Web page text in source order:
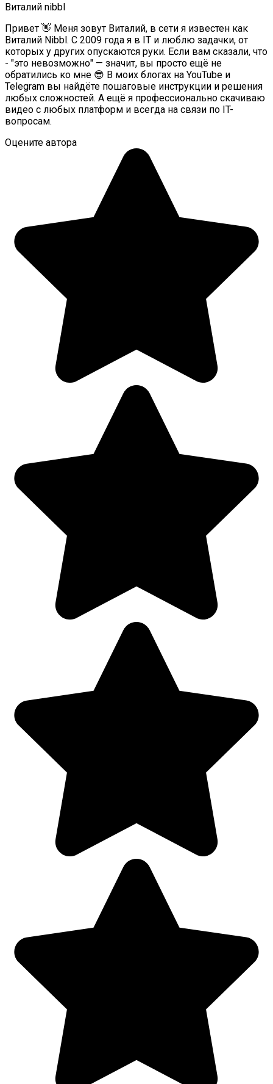
Виталий nibbl
Привет 👋 Меня зовут Виталий, в сети я известен как
Виталий Nibbl. С 2009 года я в IT и люблю задачки, от
которых у других опускаются руки. Если вам сказали, что
- "это невозможно" — значит, вы просто ещё не
обратились ко мне 😎 В моих блогах на YouTube и
Telegram вы найдёте пошаговые инструкции и решения
любых сложностей. А ещё я профессионально скачиваю
видео с любых платформ и всегда на связи по IT-
вопросам.
Оцените автора